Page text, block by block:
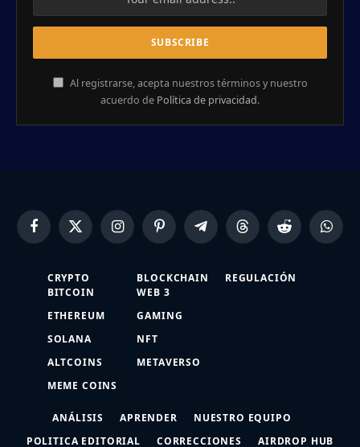
Al registrarse, acepta nuestros términos y nuestro
acuerdo de Política de privacidad.
FacebookX
(Twitter)
InstagramPinterestTelegramThreads Reddit
CRYPTO
BITCOIN
ETHEREUM
SOLANA
ALTCOINS
MEME COINS
BLOCKCHAIN
WEB 3
GAMING
NFT
METAVERSO
REGULACIÓN
ANÁLISIS APRENDER
NUESTRO EQUIPO
POLITICA EDITORIAL
CORRECCIONES AIRDROP HUB